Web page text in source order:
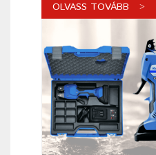
OLVASS TOVÁBB